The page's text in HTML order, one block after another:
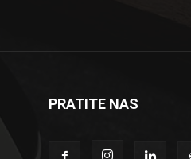
PRATITE NAS